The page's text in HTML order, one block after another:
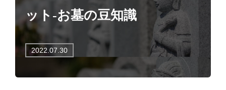
ット-お墓の豆知識
2022.07.30